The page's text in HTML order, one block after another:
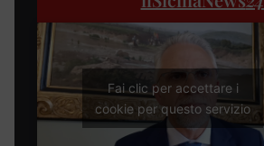
Fai clic per accettare i
cookie per questo servizio